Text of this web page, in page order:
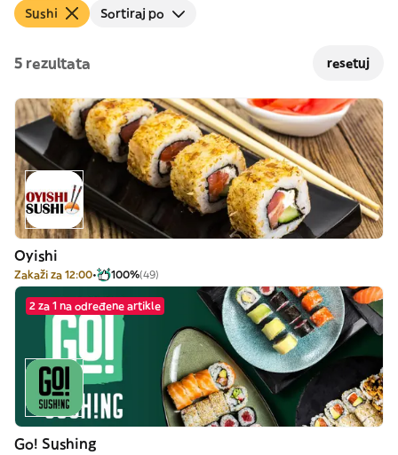
Sushi Sortiraj po
5 rezultata resetuj
Oyishi
Zakaži za 12:00 100%(49)
2 za 1 na određene artikle
Go! Sushing